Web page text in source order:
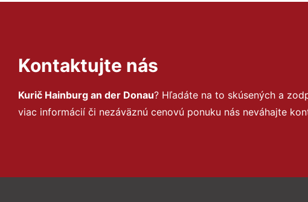
Kontaktujte nás
Kurič Hainburg an der Donau? Hľadáte na to skúsených a
viac informácií či nezáväznú cenovú ponuku nás neváhajte